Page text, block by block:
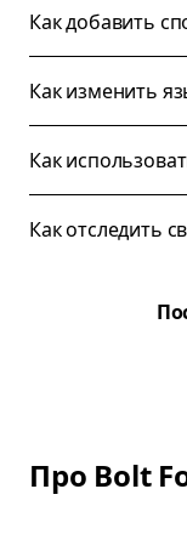
Как добавить
Как изменить
Как
Как отследить
Про Bolt